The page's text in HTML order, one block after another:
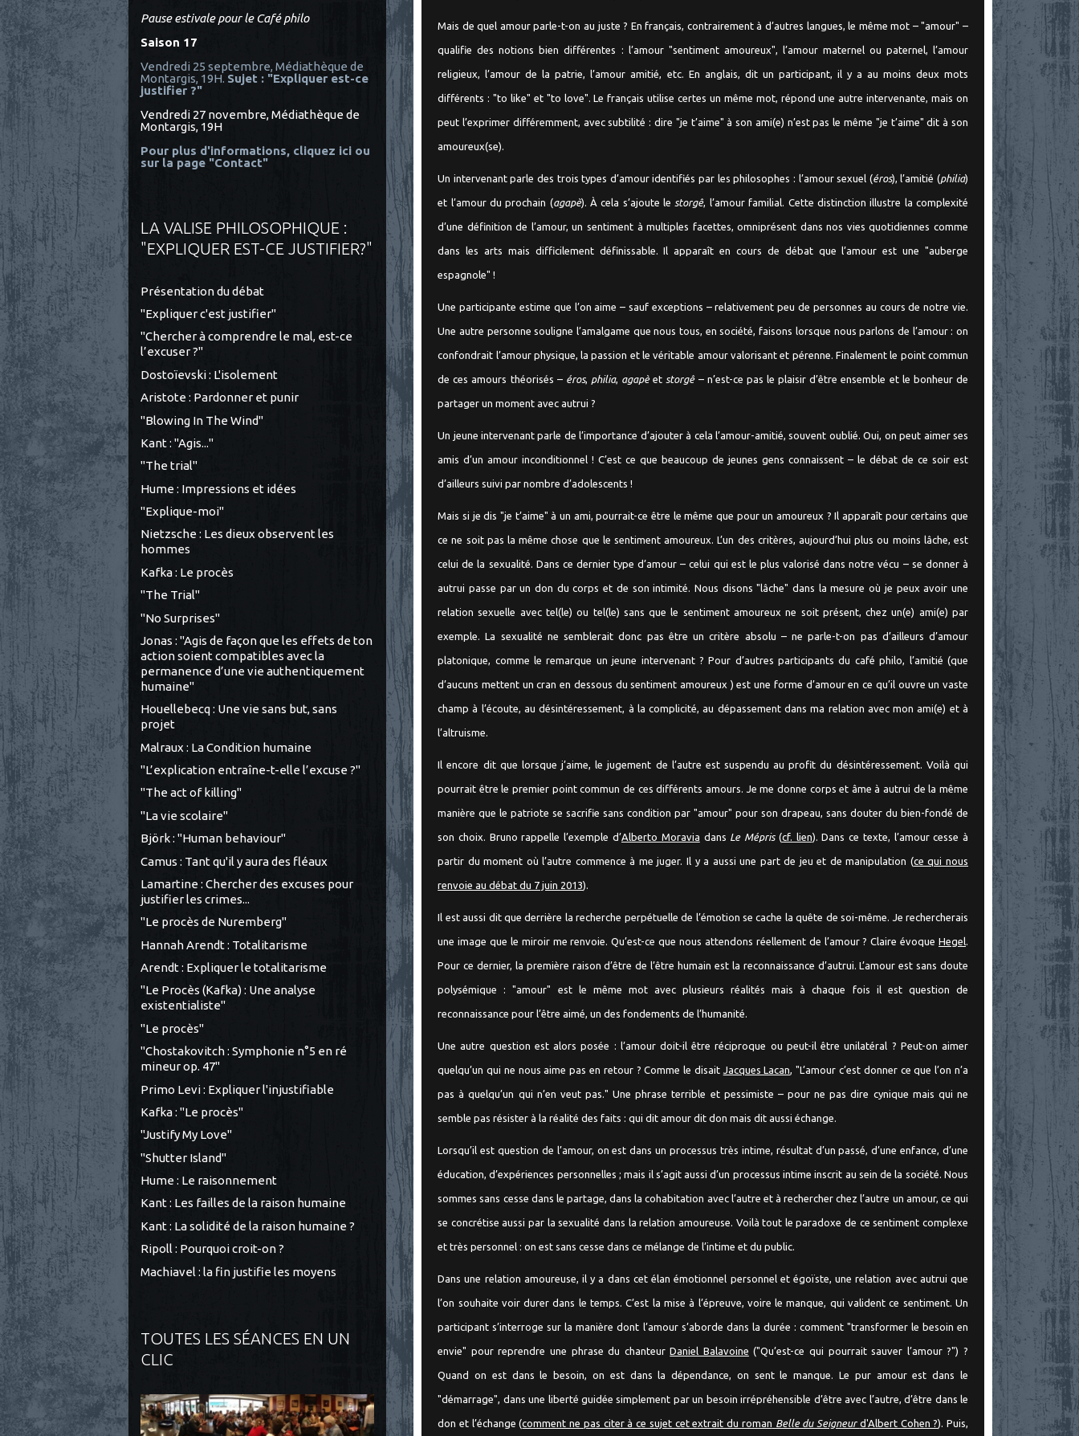
Pause estivale pour le Café philo
Saison 17
Vendredi 25 septembre, Médiathèque de
Montargis, 19H. Sujet : "Expliquer est-ce
justifier ?"
Vendredi 27 novembre, Médiathèque de
Montargis, 19H
Pour plus d'informations, cliquez ici ou
sur la page "Contact"
LA VALISE PHILOSOPHIQUE :
"EXPLIQUER EST-CE JUSTIFIER?"
Présentation du débat
"Expliquer c'est justifier"
"Chercher à comprendre le mal, est-ce
l’excuser ?"
Dostoïevski : L'isolement
Aristote : Pardonner et punir
"Blowing In The Wind"
Kant : "Agis..."
"The trial"
Hume : Impressions et idées
"Explique-moi"
Nietzsche : Les dieux observent les
hommes
Kafka : Le procès
"The Trial"
"No Surprises"
Jonas : "Agis de façon que les effets de ton
action soient compatibles avec la
permanence d’une vie authentiquement
humaine"
Houellebecq : Une vie sans but, sans
projet
Malraux : La Condition humaine
"L’explication entraîne-t-elle l’excuse ?"
"The act of killing"
"La vie scolaire"
Björk : "Human behaviour"
Camus : Tant qu'il y aura des fléaux
Lamartine : Chercher des excuses pour
justifier les crimes...
"Le procès de Nuremberg"
Hannah Arendt : Totalitarisme
Arendt : Expliquer le totalitarisme
"Le Procès (Kafka) : Une analyse
existentialiste"
"Le procès"
"Chostakovitch : Symphonie n°5 en ré
mineur op. 47"
Primo Levi : Expliquer l'injustifiable
Kafka : "Le procès"
"Justify My Love"
"Shutter Island"
Hume : Le raisonnement
Kant : Les failles de la raison humaine
Kant : La solidité de la raison humaine ?
Ripoll : Pourquoi croit-on ?
Machiavel : la fin justifie les moyens
TOUTES LES SÉANCES EN UN
CLIC
Mais de quel amour parle-t-on au juste ? En français, contrairement à d’autres langues, le même mot – "amour" –
qualifie des notions bien différentes : l’amour "sentiment amoureux", l’amour maternel ou paternel, l’amour
religieux, l’amour de la patrie, l’amour amitié, etc. En anglais, dit un participant, il y a au moins deux mots
différents : "to like" et "to love". Le français utilise certes un même mot, répond une autre intervenante, mais on
peut l’exprimer différemment, avec subtilité : dire "je t’aime" à son ami(e) n’est pas le même "je t’aime" dit à son
amoureux(se).
Un intervenant parle des trois types d’amour identifiés par les philosophes : l’amour sexuel (éros), l’amitié (philia)
et l’amour du prochain (agapè). À cela s’ajoute le storgê, l’amour familial. Cette distinction illustre la complexité
d’une définition de l’amour, un sentiment à multiples facettes, omniprésent dans nos vies quotidiennes comme
dans les arts mais difficilement définissable. Il apparaît en cours de débat que l’amour est une "auberge
espagnole" !
Une participante estime que l’on aime – sauf exceptions – relativement peu de personnes au cours de notre vie.
Une autre personne souligne l’amalgame que nous tous, en société, faisons lorsque nous parlons de l’amour : on
confondrait l’amour physique, la passion et le véritable amour valorisant et pérenne. Finalement le point commun
de ces amours théorisés – éros, philia, agapèet storgê– n’est-ce pas le plaisir d’être ensemble et le bonheur de
partager un moment avec autrui ?
Un jeune intervenant parle de l’importance d’ajouter à cela l’amour-amitié, souvent oublié. Oui, on peut aimer ses
amis d’un amour inconditionnel ! C’est ce que beaucoup de jeunes gens connaissent – le débat de ce soir est
d’ailleurs suivi par nombre d’adolescents !
Mais si je dis "je t’aime" à un ami, pourrait-ce être le même que pour un amoureux ? Il apparaît pour certains que
ce ne soit pas la même chose que le sentiment amoureux. L’un des critères, aujourd’hui plus ou moins lâche, est
celui de la sexualité. Dans ce dernier type d’amour – celui qui est le plus valorisé dans notre vécu – se donner à
autrui passe par un don du corps et de son intimité. Nous disons "lâche" dans la mesure où je peux avoir une
relation sexuelle avec tel(le) ou tel(le) sans que le sentiment amoureux ne soit présent, chez un(e) ami(e) par
exemple. La sexualité ne semblerait donc pas être un critère absolu – ne parle-t-on pas d’ailleurs d’amour
platonique, comme le remarque un jeune intervenant ? Pour d’autres participants du café philo, l’amitié (que
d’aucuns mettent un cran en dessous du sentiment amoureux ) est une forme d’amour en ce qu’il ouvre un vaste
champ à l’écoute, au désintéressement, à la complicité, au dépassement dans ma relation avec mon ami(e) et à
l’altruisme.
Il encore dit que lorsque j’aime, le jugement de l’autre est suspendu au profit du désintéressement. Voilà qui
pourrait être le premier point commun de ces différents amours. Je me donne corps et âme à autrui de la même
manière que le patriote se sacrifie sans condition par "amour" pour son drapeau, sans douter du bien-fondé de
son choix. Bruno rappelle l’exemple d’Alberto Moravia dans Le Mépris(cf. lien). Dans ce texte, l’amour cesse à
partir du moment où l’autre commence à me juger. Il y a aussi une part de jeu et de manipulation (ce qui nous
renvoie au débat du 7 juin 2013).
Il est aussi dit que derrière la recherche perpétuelle de l’émotion se cache la quête de soi-même. Je rechercherais
une image que le miroir me renvoie. Qu’est-ce que nous attendons réellement de l’amour ? Claire évoque Hegel.
Pour ce dernier, la première raison d’être de l’être humain est la reconnaissance d’autrui. L’amour est sans doute
polysémique : "amour" est le même mot avec plusieurs réalités mais à chaque fois il est question de
reconnaissance pour l’être aimé, un des fondements de l’humanité.
Une autre question est alors posée : l’amour doit-il être réciproque ou peut-il être unilatéral ? Peut-on aimer
quelqu’un qui ne nous aime pas en retour ? Comme le disait Jacques Lacan, "L’amour c’est donner ce que l’on n’a
pas à quelqu’un qui n’en veut pas." Une phrase terrible et pessimiste – pour ne pas dire cynique mais qui ne
semble pas résister à la réalité des faits : qui dit amour dit don mais dit aussi échange.
Lorsqu’il est question de l’amour, on est dans un processus très intime, résultat d’un passé, d’une enfance, d’une
éducation, d’expériences personnelles ; mais il s’agit aussi d’un processus intime inscrit au sein de la société. Nous
sommes sans cesse dans le partage, dans la cohabitation avec l’autre et à rechercher chez l’autre un amour, ce qui
se concrétise aussi par la sexualité dans la relation amoureuse. Voilà tout le paradoxe de ce sentiment complexe
et très personnel : on est sans cesse dans ce mélange de l’intime et du public.
Dans une relation amoureuse, il y a dans cet élan émotionnel personnel et égoïste, une relation avec autrui que
l’on souhaite voir durer dans le temps. C’est la mise à l’épreuve, voire le manque, qui valident ce sentiment. Un
participant s’interroge sur la manière dont l’amour s’aborde dans la durée : comment "transformer le besoin en
envie" pour reprendre une phrase du chanteurDaniel Balavoine ("Qu’est-ce qui pourrait sauver l’amour ?") ?
Quand on est dans le besoin, on est dans la dépendance, on sent le manque. Le pur amour est dans le
"démarrage", dans une liberté guidée simplement par un besoin irrépréhensible d’être avec l’autre, d’être dans le
don et l’échange (comment ne pas citer à ce sujet cet extrait du roman Belle du Seigneur d'Albert Cohen ?). Puis,